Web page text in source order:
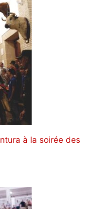
à la soirée des